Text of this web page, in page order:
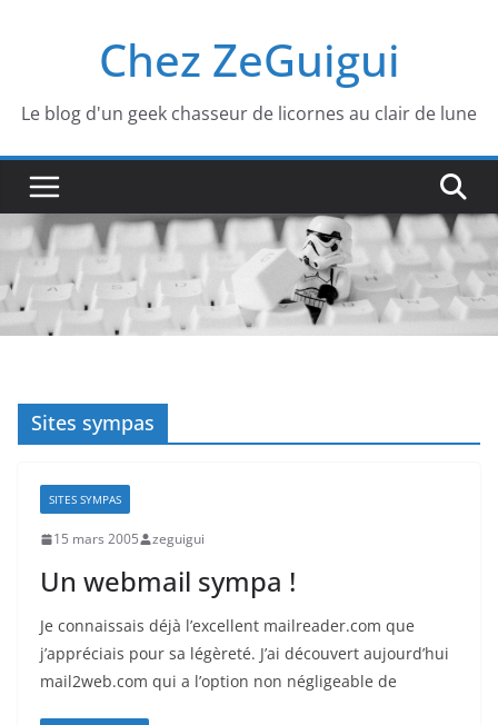
Chez ZeGuigui
Le blog d'un geek chasseur de licornes au clair de lune
Sites sympas
SITES SYMPAS
15 mars 2005 zeguigui
Un webmail sympa !
Je connaissais déjà l’excellent mailreader.com que
j’appréciais pour sa légèreté. J’ai découvert aujourd’hui
mail2web.com qui a l’option non négligeable de